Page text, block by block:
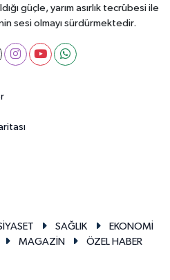
güçle, yarım asırlık tecrübesi ile
sesi olmayı sürdürmektedir.
SAĞLIK
EKONOMİ
MAGAZİN
ÖZEL HABER